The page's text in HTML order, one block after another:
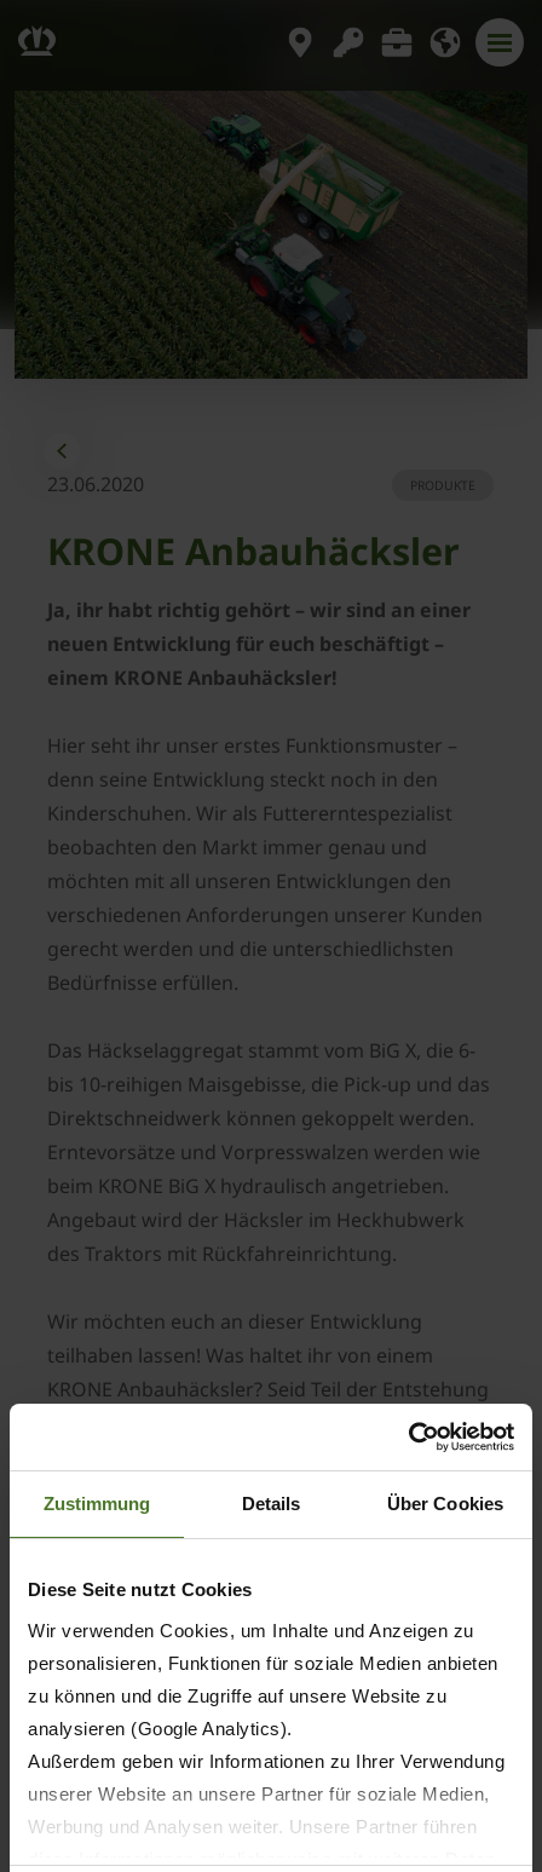
Zustimmung Details Über Cookies
Diese Seite nutzt Cookies
Wir verwenden Cookies, um Inhalte und Anzeigen zu
personalisieren, Funktionen für soziale Medien anbieten
zu können und die Zugriffe auf unsere Website zu
analysieren (Google Analytics).
Außerdem geben wir Informationen zu Ihrer Verwendung
unserer Website an unsere Partner für soziale Medien,
Werbung und Analysen weiter. Unsere Partner führen
23.06.2020 PRODUKTE
KRONE Anbauhäcksler
Ja, ihr habt richtig gehört – wir sind an einer
neuen Entwicklung für euch beschäftigt –
einem KRONE Anbauhäcksler!
Hier seht ihr unser erstes Funktionsmuster –
denn seine Entwicklung steckt noch in den
Kinderschuhen. Wir als Futtererntespezialist
beobachten den Markt immer genau und
möchten mit all unseren Entwicklungen den
verschiedenen Anforderungen unserer Kunden
gerecht werden und die unterschiedlichsten
Bedürfnisse erfüllen.
Das Häckselaggregat stammt vom BiG X, die 6-
bis 10-reihigen Maisgebisse, die Pick-up und das
Direktschneidwerk können gekoppelt werden.
Erntevorsätze und Vorpresswalzen werden wie
beim KRONE BiG X hydraulisch angetrieben.
Angebaut wird der Häcksler im Heckhubwerk
des Traktors mit Rückfahreinrichtung.
Wir möchten euch an dieser Entwicklung
teilhaben lassen! Was haltet ihr von einem
KRONE Anbauhäcksler? Seid Teil der Entstehung
dieser neuen KRONE Maschine und schickt uns
euer konstruktives Feedback ganz einfach über
dieses Formular: